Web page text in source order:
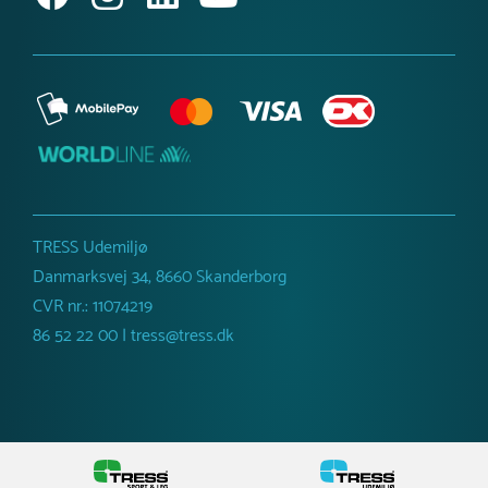
TRESS Udemiljø
Danmarksvej 34, 8660 Skanderborg
CVR nr.: 11074219
86 52 22 00 | tress@tress.dk